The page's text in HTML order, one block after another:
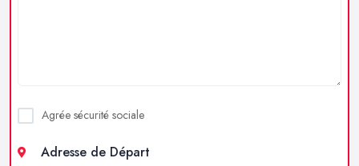
Agrée sécurité sociale
Adresse de Départ